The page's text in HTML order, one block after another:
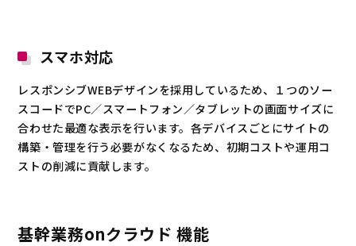
スマホ対応
レスポンシブWEBデザインを採用しているため、１つのソー
スコードでPC／スマートフォン／タブレットの画面サイズに
合わせた最適な表示を行います。各デバイスごとにサイトの
構築・管理を行う必要がなくなるため、初期コストや運用コ
ストの削減に貢献します。
基幹業務onクラウド 機能